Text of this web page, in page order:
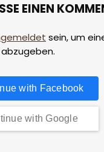
EINEN
sein, um
with Facebook
with Google